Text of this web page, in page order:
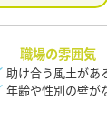
職場の雰囲気
助け合う風土があ
年齢や性別の壁が